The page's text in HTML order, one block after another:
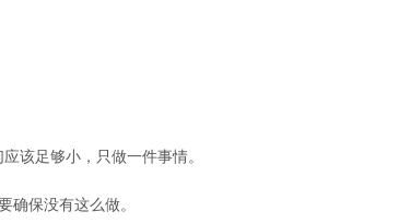
该足够小，只做一件事情。
保没有这么做。